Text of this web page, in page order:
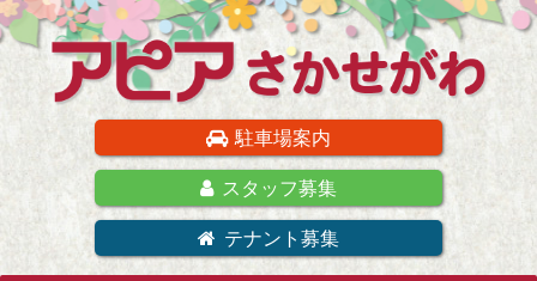
駐車場案内
スタッフ募集
テナント募集